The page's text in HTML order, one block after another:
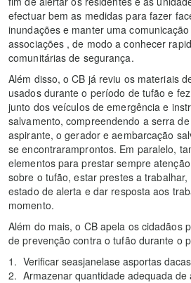
efectuar bem as medidas para fazer
inundações e manter uma
associações , de modo a conhecer
comunitárias de segurança.
Além disso, o CB já reviu os materiais
usados durante o período de tufão e
junto dos veículos de emergência e
salvamento, compreendendo a serra
aspirante, o gerador e aembarcação
se encontraramprontos. Em paralelo,
elementos para prestar sempre
sobre o tufão, estar prestes a
estado de alerta e dar resposta aos
momento.
Além do mais, o CB apela os cidadãos
de prevenção contra o tufão durante o
Verificar seasjanelase asportas
Armazenar quantidade adequada de